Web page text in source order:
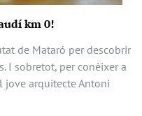
km 0!
de Mataró per descobrir
I sobretot, per conèixer a
jove arquitecte Antoni